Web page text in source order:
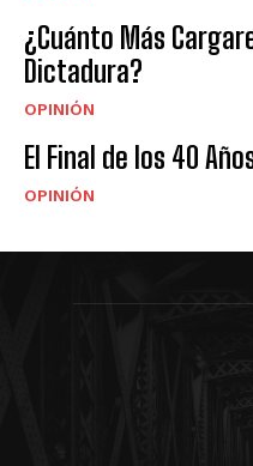
¿Cuánto Más
Dictadura?
OPINIÓN
El Final de los 40
OPINIÓN